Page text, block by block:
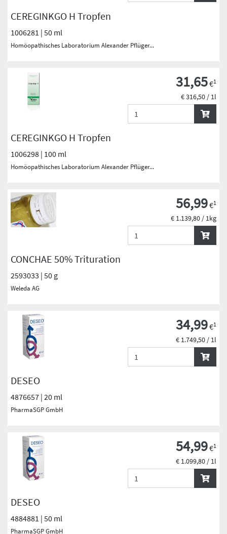
CEREGINKGO H Tropfen
1006281 | 50 ml
Homöopathisches Laboratorium Alexander Pflüger...
CEREGINKGO H Tropfen
1006298 | 100 ml
Homöopathisches Laboratorium Alexander Pflüger...
31,65€1
€ 316,50 / 1l
CONCHAE 50% Trituration
2593033 | 50 g
Weleda AG
56,99€1
€ 1.139,80 / 1kg
DESEO
4876657 | 20 ml
PharmaSGP GmbH
34,99€1
€ 1.749,50 / 1l
DESEO
4884881 | 50 ml
PharmaSGP GmbH
54,99€1
€ 1.099,80 / 1l